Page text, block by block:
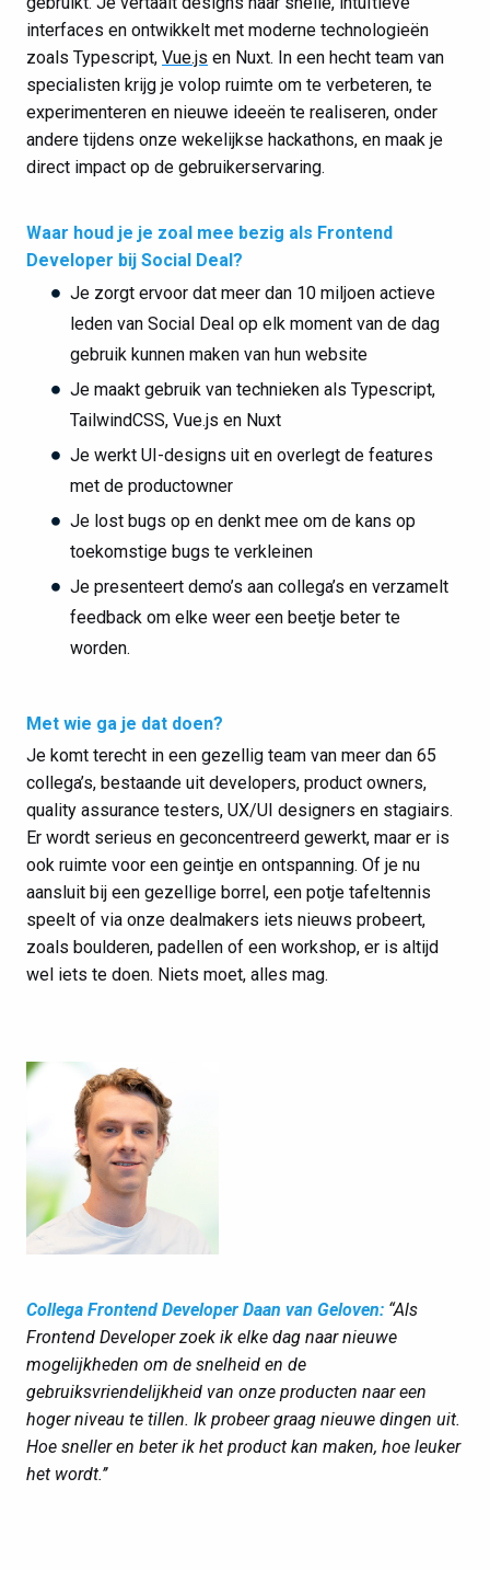
interfaces en ontwikkelt met moderne technologieën
zoals Typescript, Vue.js en Nuxt. In een hecht team van
specialisten krijg je volop ruimte om te verbeteren, te
experimenteren en nieuwe ideeën te realiseren, onder
andere tijdens onze wekelijkse hackathons, en maak je
direct impact op de gebruikerservaring.
Waar houd je je zoal mee bezig als Frontend
Developer bij Social Deal?
Je zorgt ervoor dat meer dan 10 miljoen actieve
leden van Social Deal op elk moment van de dag
gebruik kunnen maken van hun website
Je maakt gebruik van technieken als Typescript,
TailwindCSS, Vue.js en Nuxt
Je werkt UI-designs uit en overlegt de features
met de productowner
Je lost bugs op en denkt mee om de kans op
toekomstige bugs te verkleinen
Je presenteert demo’s aan collega’s en verzamelt
feedback om elke weer een beetje beter te
worden.
Met wie ga je dat doen?
Je komt terecht in een gezellig team van meer dan 65
collega’s, bestaande uit developers, product owners,
quality assurance testers, UX/UI designers en stagiairs.
Er wordt serieus en geconcentreerd gewerkt, maar er is
ook ruimte voor een geintje en ontspanning. Of je nu
aansluit bij een gezellige borrel, een potje tafeltennis
speelt of via onze dealmakers iets nieuws probeert,
zoals boulderen, padellen of een workshop, er is altijd
wel iets te doen. Niets moet, alles mag.
Collega Frontend Developer Daan van Geloven: “Als
Frontend Developer zoek ik elke dag naar nieuwe
mogelijkheden om de snelheid en de
gebruiksvriendelijkheid van onze producten naar een
hoger niveau te tillen. Ik probeer graag nieuwe dingen uit.
Hoe sneller en beter ik het product kan maken, hoe leuker
het wordt.’’